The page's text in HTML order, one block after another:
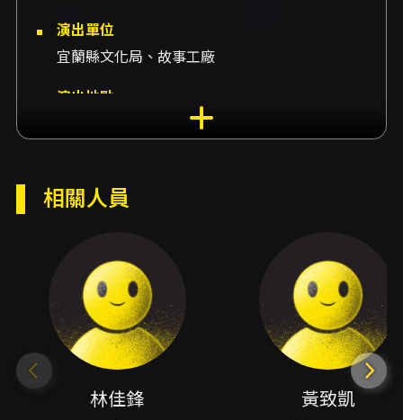
演出單位
宜蘭縣文化局、故事工廠
演出地點
宜蘭演藝廳-演藝廳 宜蘭縣宜蘭市中山路二段
演出團隊
君銜、人聲樂手錢君銜、演員錢君銜、共同創作
發想陳大天、共同創作發想錢君仲、共同創作發
想郭耀仁、舞台設計林凱裕、服裝造型設計王俐
文、燈光設計陳為安、音樂設計符芷瑄、影像設
計黃仁君、主視覺設計藍聖傑(Blue流)、插畫繪
製藍聖傑(Blue流)、平面視覺顧問方序中、主視
相關人員
林佳鋒 黃致凱